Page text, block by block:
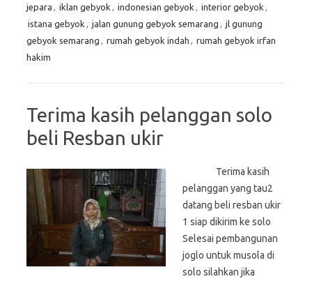
jepara , iklan gebyok , indonesian gebyok , interior gebyok ,
istana gebyok , jalan gunung gebyok semarang , jl gunung
gebyok semarang , rumah gebyok indah , rumah gebyok irfan
hakim
Terima kasih pelanggan solo
beli Resban ukir
Terima kasih
pelanggan yang tau2
datang beli resban ukir
1 siap dikirim ke solo
Selesai pembangunan
joglo untuk musola di
solo silahkan jika